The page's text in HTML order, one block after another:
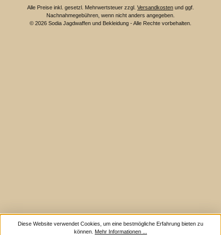
Alle Preise inkl. gesetzl. Mehrwertsteuer zzgl. Versandkosten und ggf.
Nachnahmegebühren, wenn nicht anders angegeben.
© 2026 Sodia Jagdwaffen und Bekleidung - Alle Rechte vorbehalten.
Diese Website verwendet Cookies, um eine bestmögliche Erfahrung bieten zu
können. Mehr Informationen ...